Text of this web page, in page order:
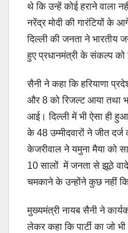
थे कि उन्हें कोई हराने वाला
नरेंद्र मोदी की गारंटियों के
दिल्ली की जनता ने भारतीय
हुए प्रधानमंत्री के संकल्प को
सैनी ने कहा कि हरियाणा
और 8 को रिजल्ट आया तथा
आई। दिल्ली में भी ऐसा ही हुआ
के 48 उम्मीदवारों ने जीत
केजरीवाल ने यमुना मैया को
10 सालों में जनता से झूठे वादे
चमकाने के उन्होंने कुछ नहीं
मुख्यमंत्री नायब सैनी ने
लेकर कहा कि पार्टी का जो